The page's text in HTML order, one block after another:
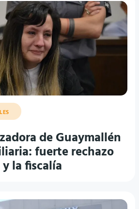
de Guaymallén
fuerte rechazo
la fiscalía